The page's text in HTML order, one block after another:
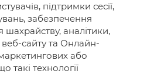
підтримки сесії,
забезпечення
шахрайству, аналітики,
сайту та Онлайн-
або
такі технології